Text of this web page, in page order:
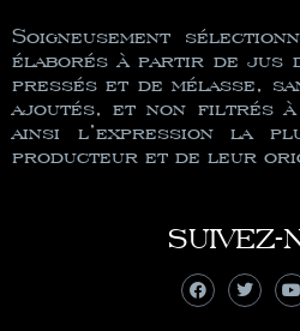
Soigneusement
élaborés à partir de jus
pressés et de mélasse,
ajoutés, et non filtrés
ainsi l’expression la
producteur et de leur
SUIVEZ-